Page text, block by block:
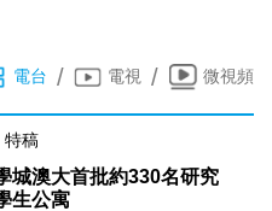
電台 / 電視 / 微視頻
特稿
城澳大首批約330名研究
生公寓